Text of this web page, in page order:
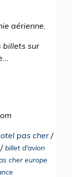
aérienne.
billets sur
pas cher /
/billet d'avion
cher europe